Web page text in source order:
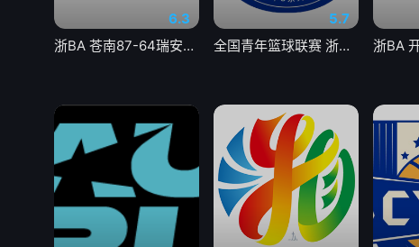
6.3
浙BA 苍南87-64瑞安20260807
5.7
全国青年篮球联赛 浙江广厦84-74新疆广汇20260807